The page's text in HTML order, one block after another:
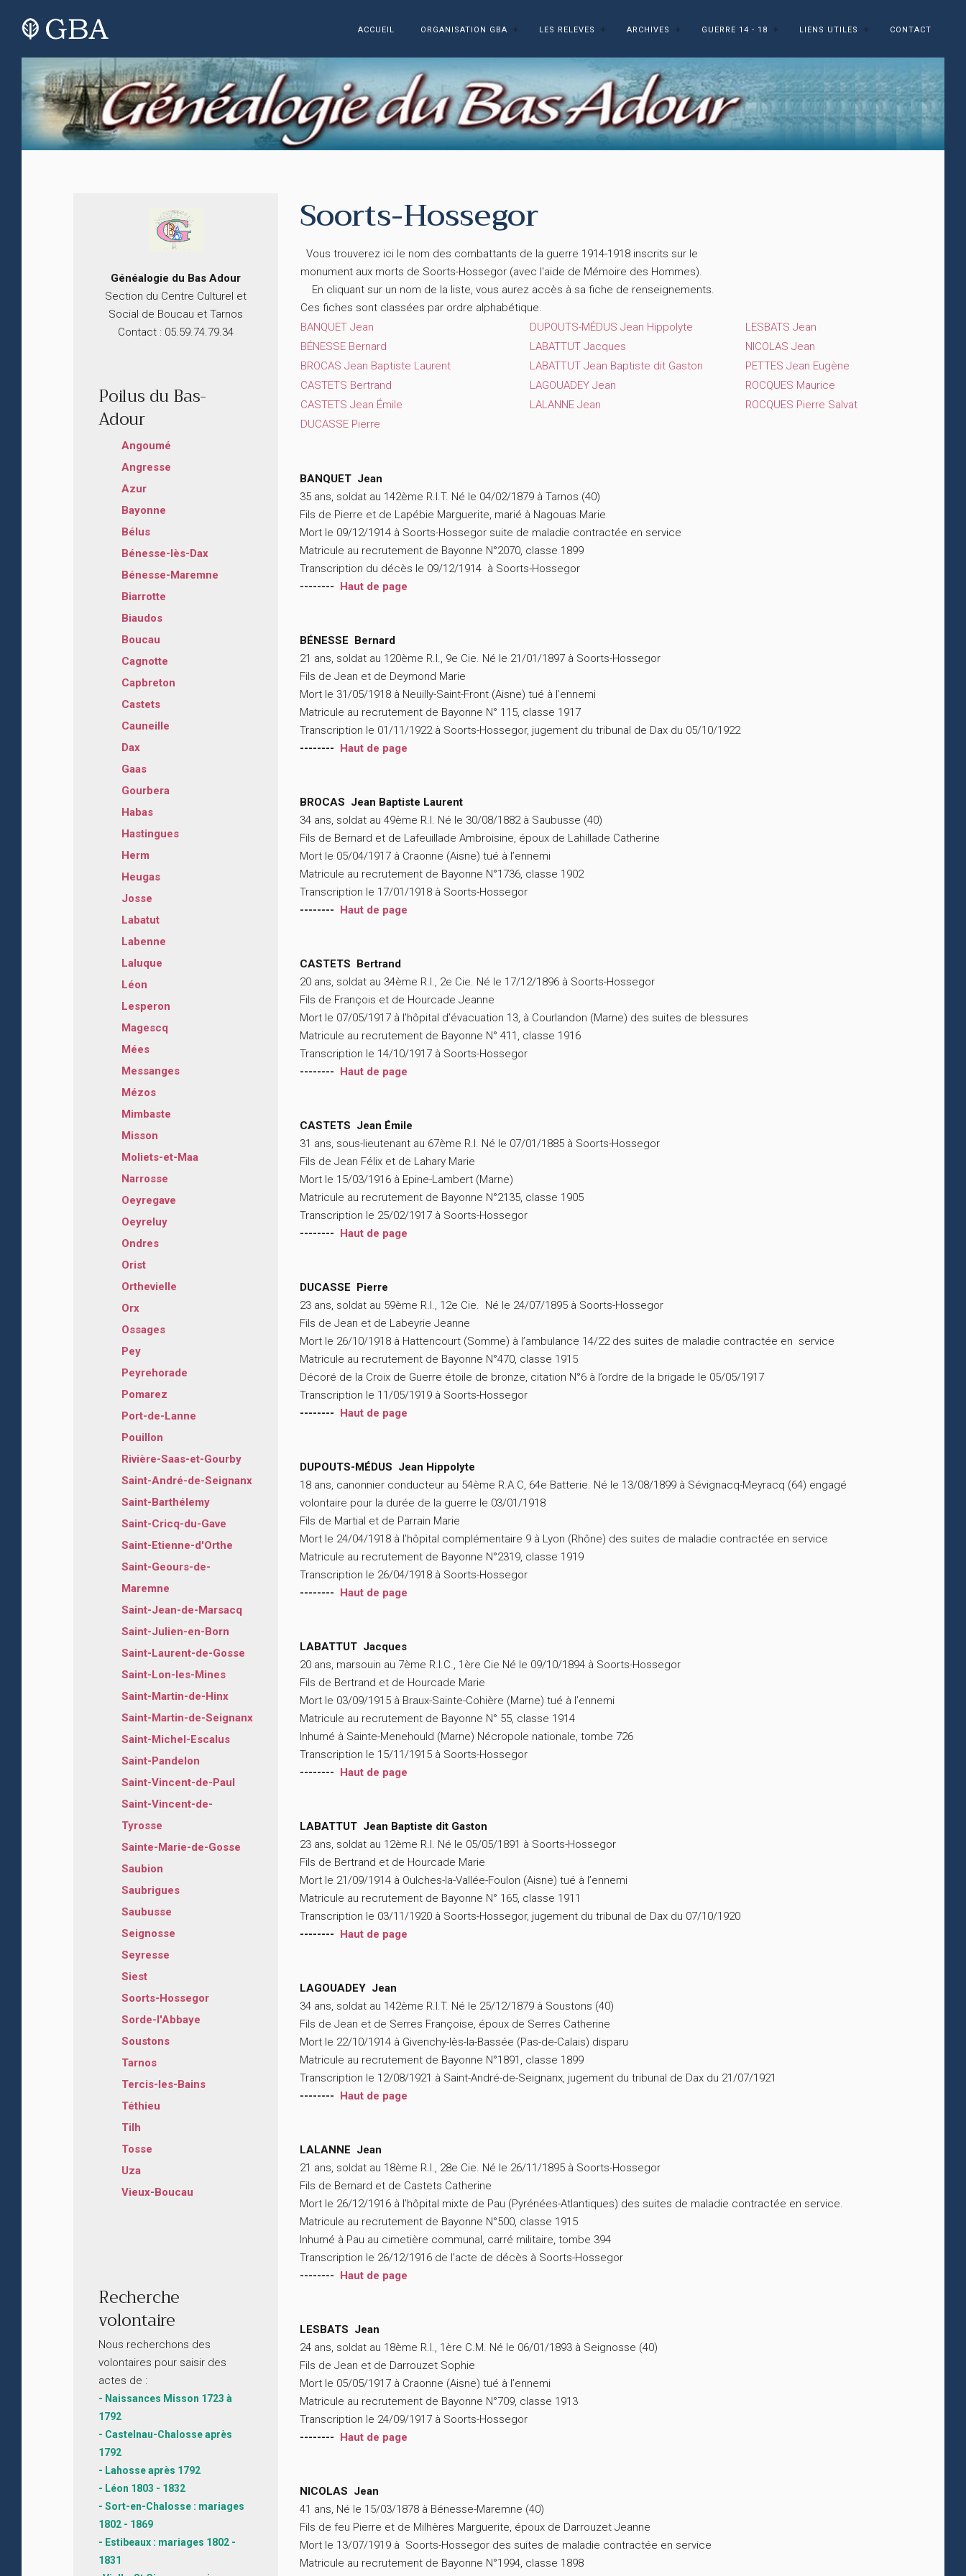
ACCUEIL ORGANISATION GBA LES RELEVES ARCHIVES GUERRE 14 - 18 LIENS UTILES CONTACT
Généalogie du Bas Adour
Section du Centre Culturel et
Social de Boucau et Tarnos
Contact : 05.59.74.79.34
Poilus du Bas-
Adour
Angoumé
Angresse
Azur
Bayonne
Bélus
Bénesse-lès-Dax
Bénesse-Maremne
Biarrotte
Biaudos
Boucau
Cagnotte
Capbreton
Castets
Cauneille
Dax
Gaas
Gourbera
Habas
Hastingues
Herm
Heugas
Josse
Labatut
Labenne
Laluque
Léon
Lesperon
Magescq
Mées
Messanges
Mézos
Mimbaste
Misson
Moliets-et-Maa
Narrosse
Oeyregave
Oeyreluy
Ondres
Orist
Orthevielle
Orx
Ossages
Pey
Peyrehorade
Pomarez
Port-de-Lanne
Pouillon
Rivière-Saas-et-Gourby
Saint-André-de-Seignanx
Saint-Barthélemy
Saint-Cricq-du-Gave
Saint-Etienne-d'Orthe
Saint-Geours-de-
Maremne
Saint-Jean-de-Marsacq
Saint-Julien-en-Born
Saint-Laurent-de-Gosse
Saint-Lon-les-Mines
Saint-Martin-de-Hinx
Saint-Martin-de-Seignanx
Saint-Michel-Escalus
Saint-Pandelon
Saint-Vincent-de-Paul
Saint-Vincent-de-
Tyrosse
Sainte-Marie-de-Gosse
Saubion
Saubrigues
Saubusse
Seignosse
Seyresse
Siest
Soorts-Hossegor
Sorde-l'Abbaye
Soustons
Tarnos
Tercis-les-Bains
Téthieu
Tilh
Tosse
Uza
Vieux-Boucau
Recherche
volontaire
Nous recherchons des
volontaires pour saisir des
actes de :
- Naissances Misson 1723 à
1792
- Castelnau-Chalosse après
1792
- Lahosse après 1792
- Léon 1803 - 1832
- Sort-en-Chalosse : mariages
1802 - 1869
- Estibeaux : mariages 1802 -
1831
Soorts-Hossegor
Vous trouverez ici le nom des combattants de la guerre 1914-1918 inscrits sur le
monument aux morts de Soorts-Hossegor (avec l'aide de Mémoire des Hommes).
En cliquant sur un nom de la liste, vous aurez accès à sa fiche de renseignements.
Ces fiches sont classées par ordre alphabétique.
BANQUET Jean
DUPOUTS-MÉDUS Jean Hippolyte
LESBATS Jean
BÉNESSE Bernard
LABATTUT Jacques
NICOLAS Jean
BROCAS Jean Baptiste Laurent
LABATTUT Jean Baptiste dit Gaston
PETTES Jean Eugène
CASTETS Bertrand
LAGOUADEY Jean
ROCQUES Maurice
CASTETS Jean Émile
LALANNE Jean
ROCQUES Pierre Salvat
DUCASSE Pierre
BANQUET Jean
35 ans, soldat au 142ème R.I.T. Né le 04/02/1879 à Tarnos (40)
Fils de Pierre et de Lapébie Marguerite, marié à Nagouas Marie
Mort le 09/12/1914 à Soorts-Hossegor suite de maladie contractée en service
Matricule au recrutement de Bayonne N°2070, classe 1899
Transcription du décès le 09/12/1914 à Soorts-Hossegor
-------- Haut de page
BÉNESSE Bernard
21 ans, soldat au 120ème R.I., 9e Cie. Né le 21/01/1897 à Soorts-Hossegor
Fils de Jean et de Deymond Marie
Mort le 31/05/1918 à Neuilly-Saint-Front (Aisne) tué à l’ennemi
Matricule au recrutement de Bayonne N° 115, classe 1917
Transcription le 01/11/1922 à Soorts-Hossegor, jugement du tribunal de Dax du 05/10/1922
-------- Haut de page
BROCAS Jean Baptiste Laurent
34 ans, soldat au 49ème R.I. Né le 30/08/1882 à Saubusse (40)
Fils de Bernard et de Lafeuillade Ambroisine, époux de Lahillade Catherine
Mort le 05/04/1917 à Craonne (Aisne) tué à l’ennemi
Matricule au recrutement de Bayonne N°1736, classe 1902
Transcription le 17/01/1918 à Soorts-Hossegor
-------- Haut de page
CASTETS Bertrand
20 ans, soldat au 34ème R.I., 2e Cie. Né le 17/12/1896 à Soorts-Hossegor
Fils de François et de Hourcade Jeanne
Mort le 07/05/1917 à l’hôpital d’évacuation 13, à Courlandon (Marne) des suites de blessures
Matricule au recrutement de Bayonne N° 411, classe 1916
Transcription le 14/10/1917 à Soorts-Hossegor
-------- Haut de page
CASTETS Jean Émile
31 ans, sous-lieutenant au 67ème R.I. Né le 07/01/1885 à Soorts-Hossegor
Fils de Jean Félix et de Lahary Marie
Mort le 15/03/1916 à Epine-Lambert (Marne)
Matricule au recrutement de Bayonne N°2135, classe 1905
Transcription le 25/02/1917 à Soorts-Hossegor
-------- Haut de page
DUCASSE Pierre
23 ans, soldat au 59ème R.I., 12e Cie. Né le 24/07/1895 à Soorts-Hossegor
Fils de Jean et de Labeyrie Jeanne
Mort le 26/10/1918 à Hattencourt (Somme) à l’ambulance 14/22 des suites de maladie contractée en service
Matricule au recrutement de Bayonne N°470, classe 1915
Décoré de la Croix de Guerre étoile de bronze, citation N°6 à l’ordre de la brigade le 05/05/1917
Transcription le 11/05/1919 à Soorts-Hossegor
-------- Haut de page
DUPOUTS-MÉDUS Jean Hippolyte
18 ans, canonnier conducteur au 54ème R.A.C, 64e Batterie. Né le 13/08/1899 à Sévignacq-Meyracq (64) engagé
volontaire pour la durée de la guerre le 03/01/1918
Fils de Martial et de Parrain Marie
Mort le 24/04/1918 à l’hôpital complémentaire 9 à Lyon (Rhône) des suites de maladie contractée en service
Matricule au recrutement de Bayonne N°2319, classe 1919
Transcription le 26/04/1918 à Soorts-Hossegor
-------- Haut de page
LABATTUT Jacques
20 ans, marsouin au 7ème R.I.C., 1ère Cie Né le 09/10/1894 à Soorts-Hossegor
Fils de Bertrand et de Hourcade Marie
Mort le 03/09/1915 à Braux-Sainte-Cohière (Marne) tué à l’ennemi
Matricule au recrutement de Bayonne N° 55, classe 1914
Inhumé à Sainte-Menehould (Marne) Nécropole nationale, tombe 726
Transcription le 15/11/1915 à Soorts-Hossegor
-------- Haut de page
LABATTUT Jean Baptiste dit Gaston
23 ans, soldat au 12ème R.I. Né le 05/05/1891 à Soorts-Hossegor
Fils de Bertrand et de Hourcade Marie
Mort le 21/09/1914 à Oulches-la-Vallée-Foulon (Aisne) tué à l’ennemi
Matricule au recrutement de Bayonne N° 165, classe 1911
Transcription le 03/11/1920 à Soorts-Hossegor, jugement du tribunal de Dax du 07/10/1920
-------- Haut de page
LAGOUADEY Jean
34 ans, soldat au 142ème R.I.T. Né le 25/12/1879 à Soustons (40)
Fils de Jean et de Serres Françoise, époux de Serres Catherine
Mort le 22/10/1914 à Givenchy-lès-la-Bassée (Pas-de-Calais) disparu
Matricule au recrutement de Bayonne N°1891, classe 1899
Transcription le 12/08/1921 à Saint-André-de-Seignanx, jugement du tribunal de Dax du 21/07/1921
-------- Haut de page
LALANNE Jean
21 ans, soldat au 18ème R.I., 28e Cie. Né le 26/11/1895 à Soorts-Hossegor
Fils de Bernard et de Castets Catherine
Mort le 26/12/1916 à l’hôpital mixte de Pau (Pyrénées-Atlantiques) des suites de maladie contractée en service.
Matricule au recrutement de Bayonne N°500, classe 1915
Inhumé à Pau au cimetière communal, carré militaire, tombe 394
Transcription le 26/12/1916 de l’acte de décès à Soorts-Hossegor
-------- Haut de page
LESBATS Jean
24 ans, soldat au 18ème R.I., 1ère C.M. Né le 06/01/1893 à Seignosse (40)
Fils de Jean et de Darrouzet Sophie
Mort le 05/05/1917 à Craonne (Aisne) tué à l’ennemi
Matricule au recrutement de Bayonne N°709, classe 1913
Transcription le 24/09/1917 à Soorts-Hossegor
-------- Haut de page
NICOLAS Jean
41 ans, Né le 15/03/1878 à Bénesse-Maremne (40)
Fils de feu Pierre et de Milhères Marguerite, époux de Darrouzet Jeanne
Mort le 13/07/1919 à Soorts-Hossegor des suites de maladie contractée en service
Matricule au recrutement de Bayonne N°1994, classe 1898